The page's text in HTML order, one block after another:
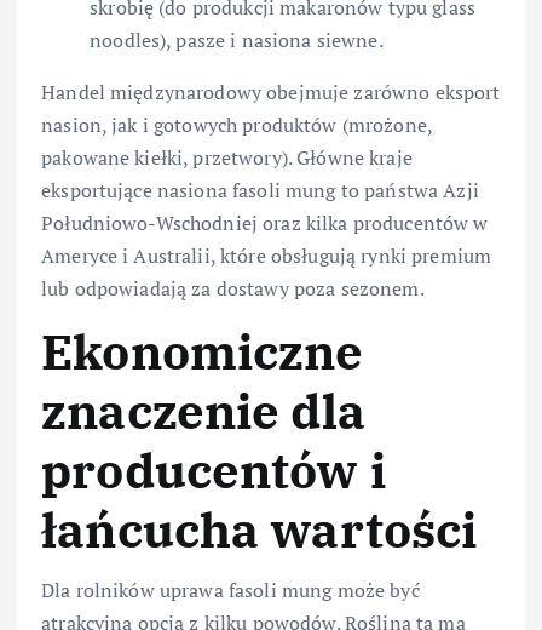
skrobię (do produkcji makaronów typu glass
noodles), pasze i nasiona siewne.
Handel międzynarodowy obejmuje zarówno eksport
nasion, jak i gotowych produktów (mrożone,
pakowane kiełki, przetwory). Główne kraje
eksportujące nasiona fasoli mung to państwa Azji
Południowo-Wschodniej oraz kilka producentów w
Ameryce i Australii, które obsługują rynki premium
lub odpowiadają za dostawy poza sezonem.
Ekonomiczne
znaczenie dla
producentów i
łańcucha wartości
Dla rolników uprawa fasoli mung może być
atrakcyjną opcją z kilku powodów. Roślina ta ma